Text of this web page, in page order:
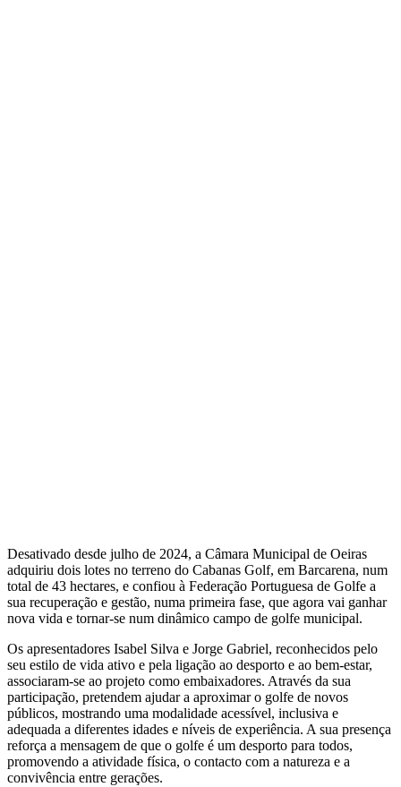
Desativado desde julho de 2024, a Câmara Municipal de Oeiras
adquiriu dois lotes no terreno do Cabanas Golf, em Barcarena, num
total de 43 hectares, e confiou à Federação Portuguesa de Golfe a
sua recuperação e gestão, numa primeira fase, que agora vai ganhar
nova vida e tornar-se num dinâmico campo de golfe municipal.
Os apresentadores Isabel Silva e Jorge Gabriel, reconhecidos pelo
seu estilo de vida ativo e pela ligação ao desporto e ao bem-estar,
associaram-se ao projeto como embaixadores. Através da sua
participação, pretendem ajudar a aproximar o golfe de novos
públicos, mostrando uma modalidade acessível, inclusiva e
adequada a diferentes idades e níveis de experiência. A sua presença
reforça a mensagem de que o golfe é um desporto para todos,
promovendo a atividade física, o contacto com a natureza e a
convivência entre gerações.